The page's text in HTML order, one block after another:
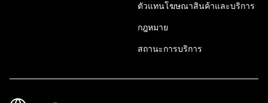
ตัวแทนโฆษณาสินค้าและบริการ
กฎหมาย
สถานะการบริการ